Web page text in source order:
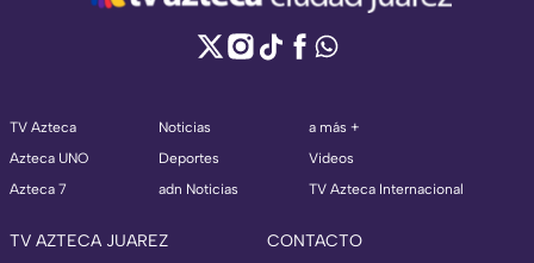
TV Azteca
Azteca UNO
Azteca 7
Noticias
Deportes
adn Noticias
a más +
Videos
TV Azteca Internacional
TV AZTECA JUAREZ CONTACTO